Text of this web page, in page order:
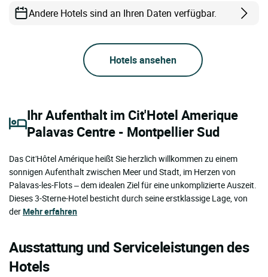
Andere Hotels sind an Ihren Daten verfügbar.
Hotels ansehen
Ihr Aufenthalt im Cit'Hotel Amerique
Palavas Centre - Montpellier Sud
Das Cit'Hôtel Amérique heißt Sie herzlich willkommen zu einem
sonnigen Aufenthalt zwischen Meer und Stadt, im Herzen von
Palavas-les-Flots – dem idealen Ziel für eine unkomplizierte Auszeit.
Dieses 3-Sterne-Hotel besticht durch seine erstklassige Lage, von
derMehr erfahren
Ausstattung und Serviceleistungen des
Hotels